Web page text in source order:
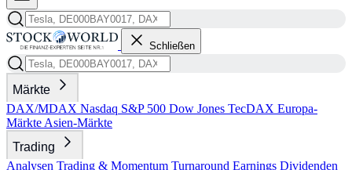
Schließen
Märkte
DAX/MDAX Nasdaq S&P 500 Dow Jones TecDAX Europa-
Märkte Asien-Märkte
Trading
Analysen Trading & Momentum Turnaround Earnings Dividenden